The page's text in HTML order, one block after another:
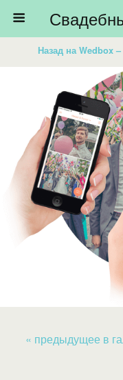
Назад на Wedbox
« предыдущее в